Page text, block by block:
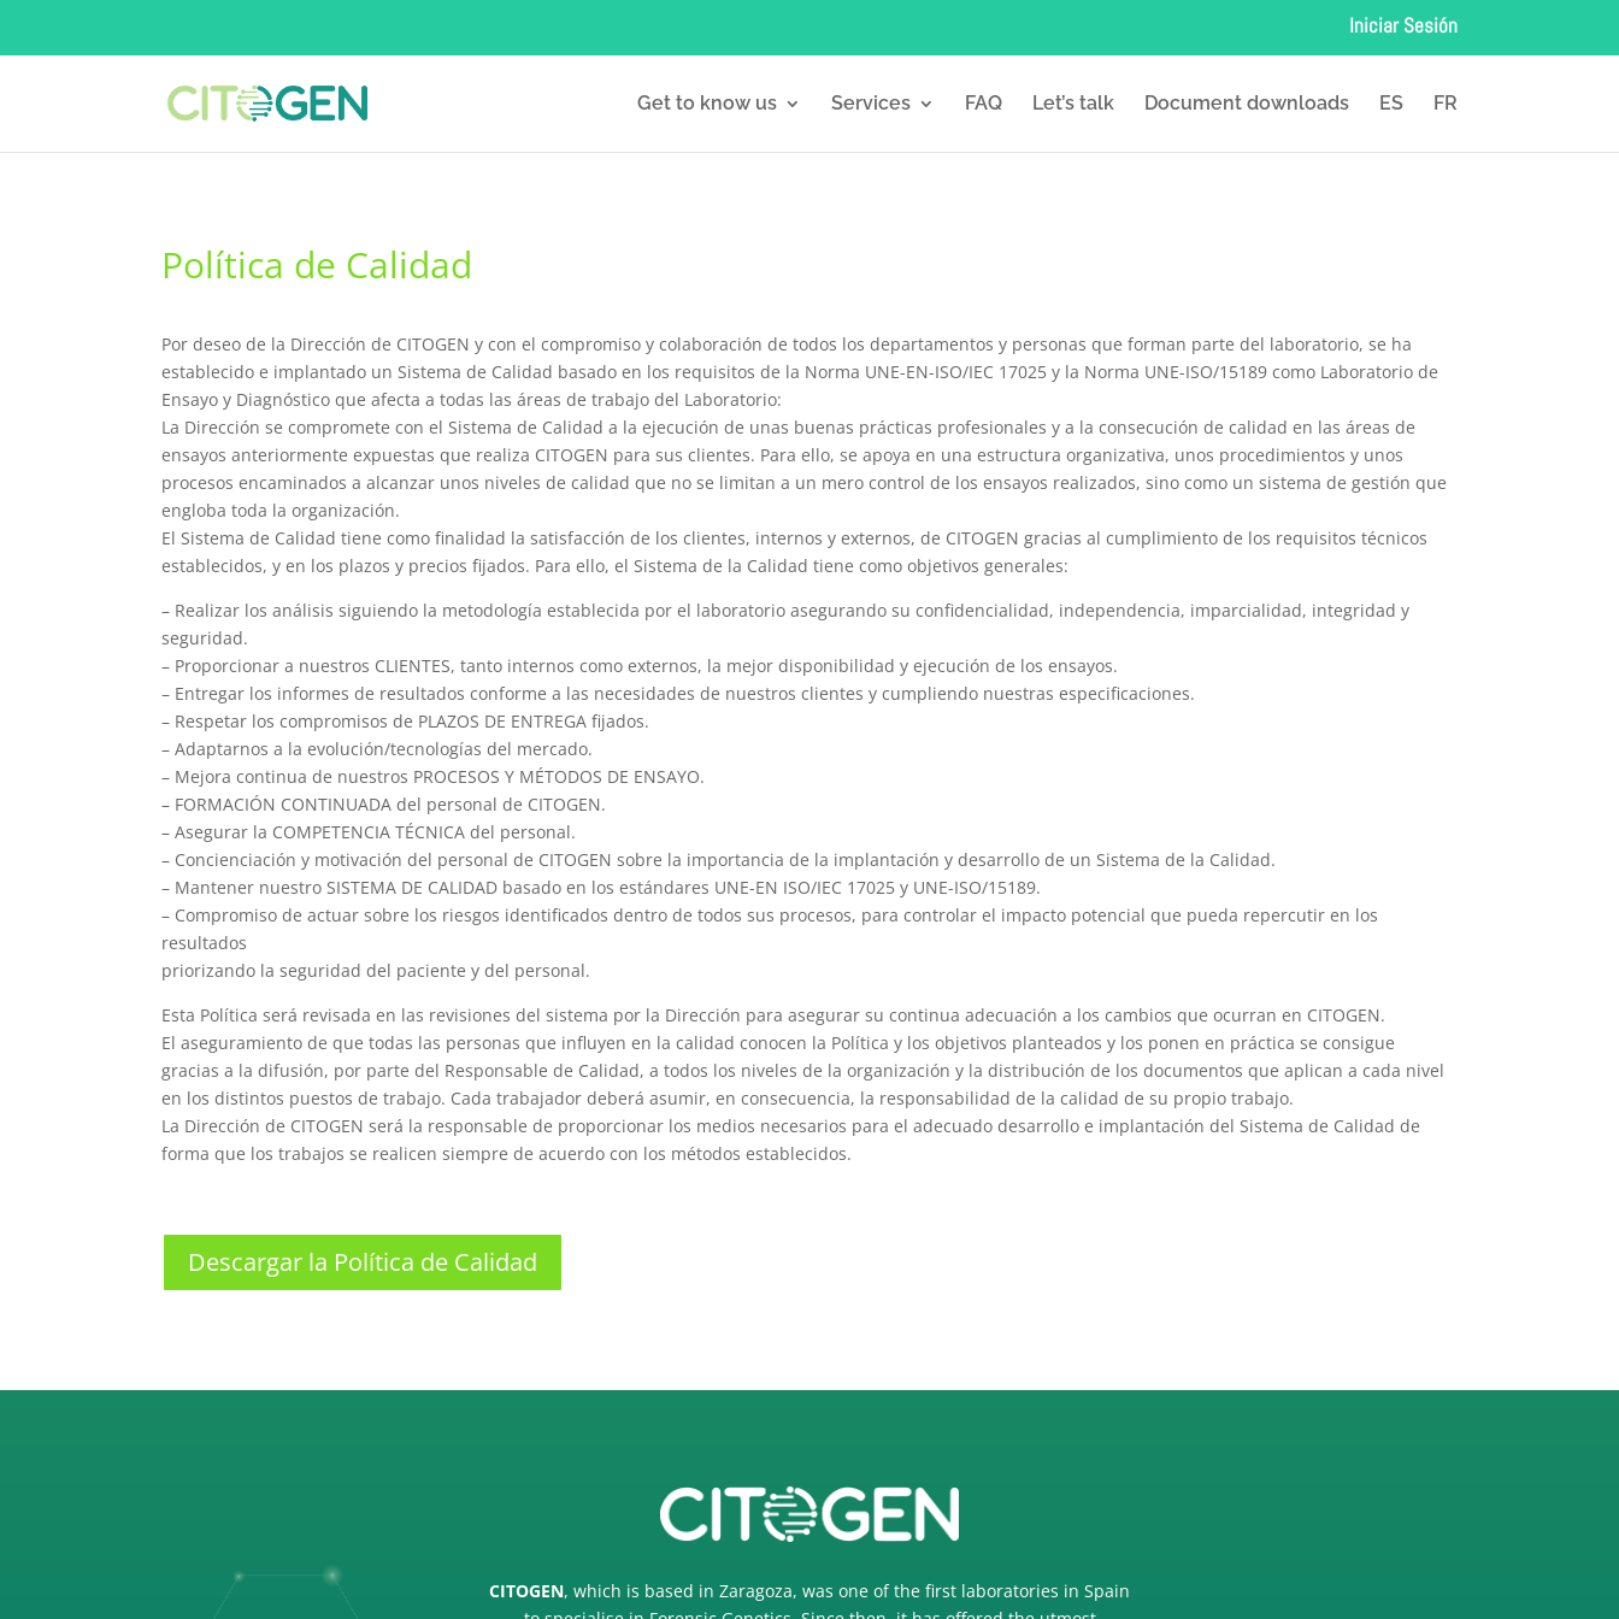
Iniciar Sesión
Get to know us Services FAQ Let’s talk Document downloads ES FR
Política de Calidad
Por deseo de la Dirección de CITOGEN y con el compromiso y colaboración de todos los departamentos y personas que forman parte del laboratorio, se ha
establecido e implantado un Sistema de Calidad basado en los requisitos de la Norma UNE-EN-ISO/IEC 17025 y la Norma UNE-ISO/15189 como Laboratorio de
Ensayo y Diagnóstico que afecta a todas las áreas de trabajo del Laboratorio:
La Dirección se compromete con el Sistema de Calidad a la ejecución de unas buenas prácticas profesionales y a la consecución de calidad en las áreas de
ensayos anteriormente expuestas que realiza CITOGEN para sus clientes. Para ello, se apoya en una estructura organizativa, unos procedimientos y unos
procesos encaminados a alcanzar unos niveles de calidad que no se limitan a un mero control de los ensayos realizados, sino como un sistema de gestión que
engloba toda la organización.
El Sistema de Calidad tiene como finalidad la satisfacción de los clientes, internos y externos, de CITOGEN gracias al cumplimiento de los requisitos técnicos
establecidos, y en los plazos y precios fijados. Para ello, el Sistema de la Calidad tiene como objetivos generales:
– Realizar los análisis siguiendo la metodología establecida por el laboratorio asegurando su confidencialidad, independencia, imparcialidad, integridad y
seguridad.
– Proporcionar a nuestros CLIENTES, tanto internos como externos, la mejor disponibilidad y ejecución de los ensayos.
– Entregar los informes de resultados conforme a las necesidades de nuestros clientes y cumpliendo nuestras especificaciones.
– Respetar los compromisos de PLAZOS DE ENTREGA fijados.
– Adaptarnos a la evolución/tecnologías del mercado.
– Mejora continua de nuestros PROCESOS Y MÉTODOS DE ENSAYO.
– FORMACIÓN CONTINUADA del personal de CITOGEN.
– Asegurar la COMPETENCIA TÉCNICA del personal.
– Concienciación y motivación del personal de CITOGEN sobre la importancia de la implantación y desarrollo de un Sistema de la Calidad.
– Mantener nuestro SISTEMA DE CALIDAD basado en los estándares UNE-EN ISO/IEC 17025 y UNE-ISO/15189.
– Compromiso de actuar sobre los riesgos identificados dentro de todos sus procesos, para controlar el impacto potencial que pueda repercutir en los
resultados
priorizando la seguridad del paciente y del personal.
Esta Política será revisada en las revisiones del sistema por la Dirección para asegurar su continua adecuación a los cambios que ocurran en CITOGEN.
El aseguramiento de que todas las personas que influyen en la calidad conocen la Política y los objetivos planteados y los ponen en práctica se consigue
gracias a la difusión, por parte del Responsable de Calidad, a todos los niveles de la organización y la distribución de los documentos que aplican a cada nivel
en los distintos puestos de trabajo. Cada trabajador deberá asumir, en consecuencia, la responsabilidad de la calidad de su propio trabajo.
La Dirección de CITOGEN será la responsable de proporcionar los medios necesarios para el adecuado desarrollo e implantación del Sistema de Calidad de
forma que los trabajos se realicen siempre de acuerdo con los métodos establecidos.
Descargar la Política de Calidad
CITOGEN, which is based in Zaragoza, was one of the first laboratories in Spain